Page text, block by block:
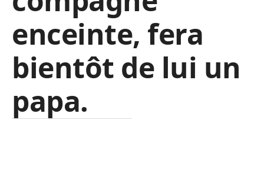
enceinte, fera
bientôt de lui un
papa.